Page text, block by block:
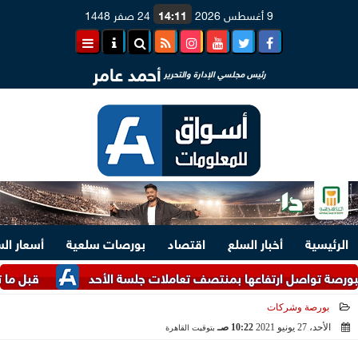
9 أغسطس 2026 14:11 24 صفر 1448
رئيس مجلسي الإدارة والتحرير أحمد عامر
الرئيسية أخبار السلع اقتصاد بورصات سلعية
أسعار
قبل ما تشتري.. اعرف
ارتفاعها بمنتصف تعاملات جلسة الأحد
بورصة وشركات
الأحد، 27 يونيو 2021
10:22 صـ بتوقيت القاهرة